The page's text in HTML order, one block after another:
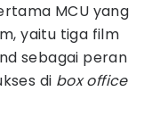
MCU yang
yaitu tiga film
sebagai peran
di box office